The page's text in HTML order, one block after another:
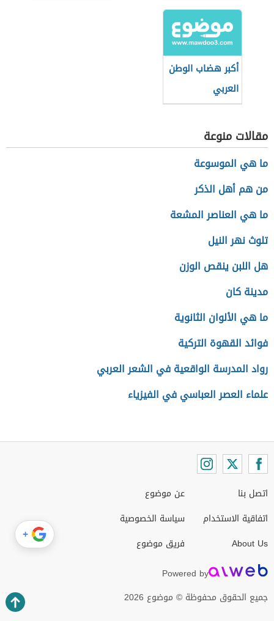
السعودية
أكبر هضاب الوطن
العربي
مقالات منوعة
ما هي الموسوعة
من هم أهل الذكر
ما هي العناصر المشعة
تلوث نهر النيل
هل اللبن ينقص الوزن
مدينة كان
ما هي الألوان الثانوية
فوائد القهوة التركية
رواد المدرسة الواقعية في الشعر العربي
علماء العصر العباسي في الفيزياء
اتصل بنا
اتفاقية الاستخدام
About Us
عن موضوع
سياسة الخصوصية
فريق موضوع
Powered by
جميع الحقوق محفوظة © موضوع 2026
+